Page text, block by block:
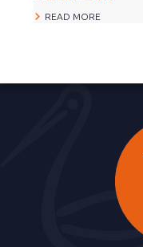
READ MORE